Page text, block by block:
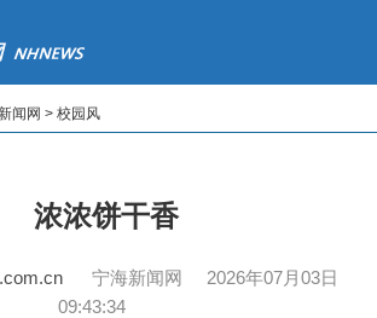
专题 | 读报纸
闻网 > 校园风
浓浓饼干香
宁海新闻网 2026年07月03日
09:43:34